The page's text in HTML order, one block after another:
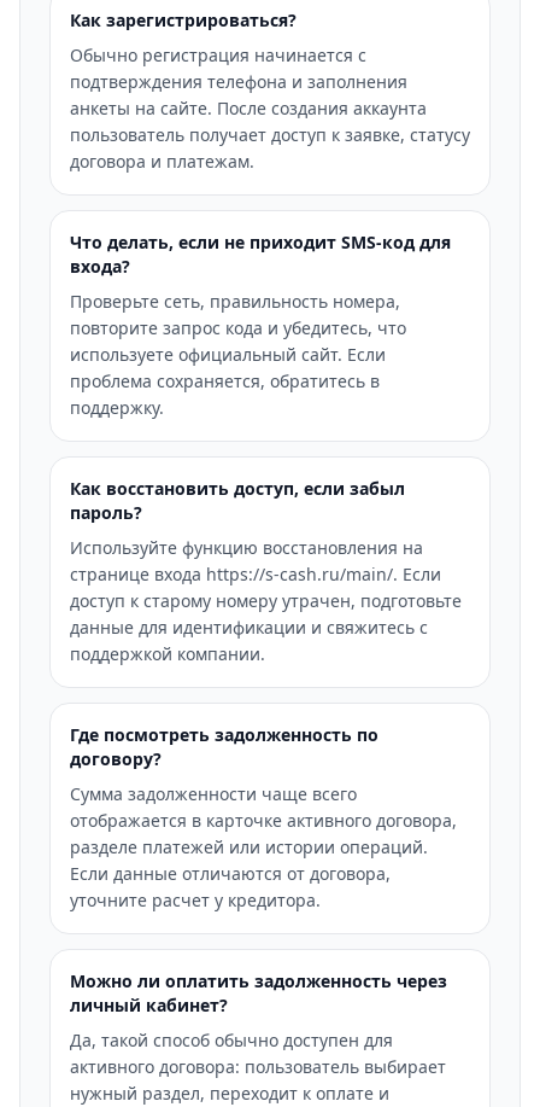
Как зарегистрироваться?
Обычно регистрация начинается с
подтверждения телефона и заполнения
анкеты на сайте. После создания аккаунта
пользователь получает доступ к заявке, статусу
договора и платежам.
Что делать, если не приходит SMS-код для
входа?
Проверьте сеть, правильность номера,
повторите запрос кода и убедитесь, что
используете официальный сайт. Если
проблема сохраняется, обратитесь в
поддержку.
Как восстановить доступ, если забыл
пароль?
Используйте функцию восстановления на
странице входа https://s-cash.ru/main/. Если
доступ к старому номеру утрачен, подготовьте
данные для идентификации и свяжитесь с
поддержкой компании.
Где посмотреть задолженность по
договору?
Сумма задолженности чаще всего
отображается в карточке активного договора,
разделе платежей или истории операций.
Если данные отличаются от договора,
уточните расчет у кредитора.
Можно ли оплатить задолженность через
личный кабинет?
Да, такой способ обычно доступен для
активного договора: пользователь выбирает
нужный раздел, переходит к оплате и